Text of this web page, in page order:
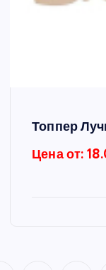
Топпер
Цена от: